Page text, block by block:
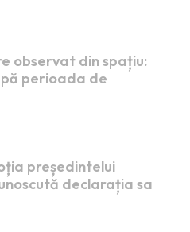
observat din spațiu:
perioada de
președintelui
declarația sa